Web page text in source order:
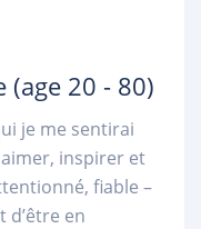
(age 20 - 80)
je me sentirai
inspirer et
fiable –
en